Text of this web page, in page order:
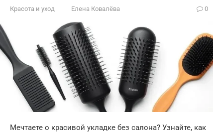
Красота и уход Елена Ковалёва 0
Мечтаете о красивой укладке без салона? Узнайте, как